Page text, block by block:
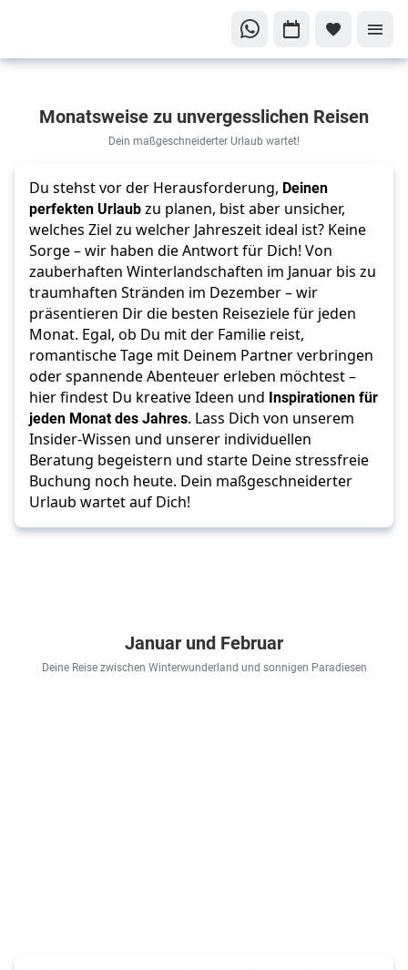
Deinen
Die
besten
Reiseziele
für jeden
Monat
Monatsweise zu unvergesslichen Reisen
Dein maßgeschneiderter Urlaub wartet!
Du stehst vor der Herausforderung, Deinen
perfekten Urlaubzu planen, bist aber unsicher,
welches Ziel zu welcher Jahreszeit ideal ist? Keine
Sorge – wir haben die Antwort für Dich! Von
zauberhaften Winterlandschaften im Januar bis zu
traumhaften Stränden im Dezember – wir
präsentieren Dir die besten Reiseziele für jeden
Monat. Egal, ob Du mit der Familie reist,
romantische Tage mit Deinem Partner verbringen
oder spannende Abenteuer erleben möchtest –
hier findest Du kreative Ideen und Inspirationen für
jeden Monat des Jahres. Lass Dich von unserem
Insider-Wissen und unserer individuellen
Beratung begeistern und starte Deine stressfreie
Buchung noch heute. Dein maßgeschneiderter
Urlaub wartetauf Dich!
Januar und Februar
Deine Reise zwischen Winterwunderland und sonnigen Paradiesen